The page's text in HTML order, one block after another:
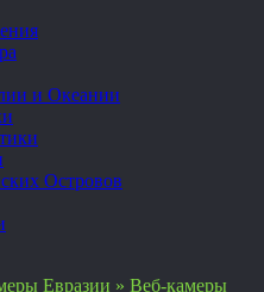
и Океании
Островов
Евразии » Веб-камеры